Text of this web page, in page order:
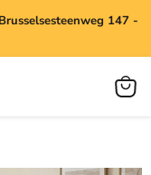
147 -